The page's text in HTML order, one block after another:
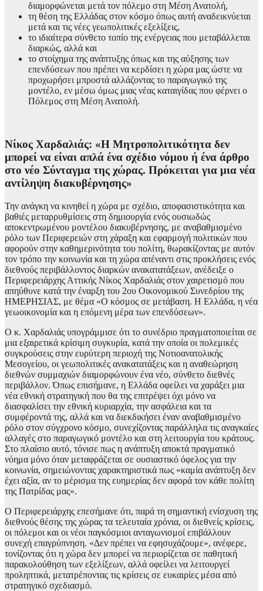
διαμορφώνεται μετά τον πόλεμο στη Μέση Ανατολή,
τη θέση της Ελλάδας στον κόσμο όπως αυτή αναδεικνύεται
μετά και τις νέες γεωπολιτικές εξελίξεις,
το ιδιαίτερα σύνθετο τοπίο της ενέργειας που μεταβάλλεται
διαρκώς, αλλά και
το στοίχημα της ανάπτυξης όπως και της αύξησης των
επενδύσεων που πρέπει να κερδίσει η χώρα μας ώστε να
προχωρήσει μπροστά αλλάζοντας το παραγωγικό της
μοντέλο, εν μέσω όμως μιας νέας καταιγίδας που φέρνει ο
Πόλεμος στη Μέση Ανατολή.
Νίκος Χαρδαλιάς: «Η Μητροπολιτικότητα δεν
μπορεί να είναι απλά ένα σχέδιο νόμου ή ένα άρθρο
στο νέο Σύνταγμα της χώρας. Πρόκειται για μια νέα
αντίληψη διακυβέρνησης»
Την ανάγκη να κινηθεί η χώρα με σχέδιο, αποφασιστικότητα και
βαθιές μεταρρυθμίσεις στη δημιουργία ενός ουσιωδώς
αποκεντρωμένου μοντέλου διακυβέρνησης, με αναβαθμισμένο
ρόλο των Περιφερειών στη χάραξη και εφαρμογή πολιτικών που
αφορούν στην καθημερινότητα του πολίτη, θωρακίζοντας με αυτόν
τον τρόπο την κοινωνία και τη χώρα απέναντι στις προκλήσεις ενός
διεθνούς περιβάλλοντος διαρκών ανακατατάξεων, ανέδειξε ο
Περιφερειάρχης Αττικής Νίκος Χαρδαλιάς στον χαιρετισμό που
απηύθυνε κατά την έναρξη του 2ου Οικονομικού Συνεδρίου της
ΗΜΕΡΗΣΙΑΣ, με θέμα «Ο κόσμος σε μετάβαση. Η Ελλάδα, η νέα
γεωοικονομία και η επόμενη μέρα των επενδύσεων».
Ο κ. Χαρδαλιάς υπογράμμισε ότι το συνέδριο πραγματοποιείται σε
μια εξαιρετικά κρίσιμη συγκυρία, κατά την οποία οι πολεμικές
συγκρούσεις στην ευρύτερη περιοχή της Νοτιοανατολικής
Μεσογείου, οι γεωπολιτικές ανακατατάξεις και η αναθεώρηση
διεθνών συμμαχιών διαμορφώνουν ένα νέο, σύνθετο διεθνές
περιβάλλον. Όπως επισήμανε, η Ελλάδα οφείλει να χαράξει μια
νέα εθνική στρατηγική που θα της επιτρέψει όχι μόνο να
διασφαλίσει την εθνική κυριαρχία, την ασφάλεια και τα
συμφέροντά της, αλλά και να διεκδικήσει έναν αναβαθμισμένο
ρόλο στον σύγχρονο κόσμο, συνεχίζοντας παράλληλα τις αναγκαίες
αλλαγές στο παραγωγικό μοντέλο και στη λειτουργία του κράτους.
Στο πλαίσιο αυτό, τόνισε πως η ανάπτυξη αποκτά πραγματικό
νόημα μόνο όταν μεταφράζεται σε ουσιαστικό όφελος για την
κοινωνία, σημειώνοντας χαρακτηριστικά πως «καμία ανάπτυξη δεν
έχει αξία, αν το μέρισμα της ευημερίας δεν αφορά τον κάθε πολίτη
της Πατρίδας μας».
Ο Περιφερειάρχης επεσήμανε ότι, παρά τη σημαντική ενίσχυση της
διεθνούς θέσης της χώρας τα τελευταία χρόνια, οι διεθνείς κρίσεις,
οι πόλεμοι και οι νέοι παγκόσμιοι ανταγωνισμοί επιβάλλουν
συνεχή επαγρύπνηση. «Δεν πρέπει να εφησυχάζουμε», ανέφερε,
τονίζοντας ότι η χώρα δεν μπορεί να περιορίζεται σε παθητική
παρακολούθηση των εξελίξεων, αλλά οφείλει να λειτουργεί
προληπτικά, μετατρέποντας τις κρίσεις σε ευκαιρίες μέσα από
στρατηγικό σχεδιασμό.